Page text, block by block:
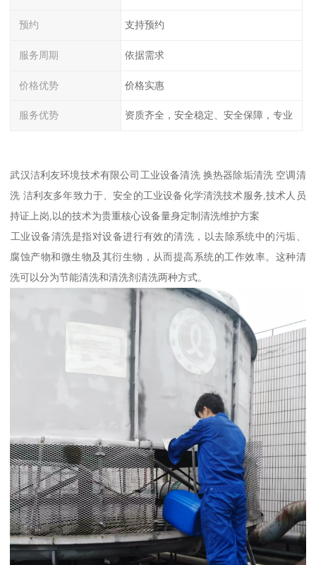
预约 支持预约
服务周期 依据需求
价格优势 价格实惠
服务优势 资质齐全，安全稳定、安全保障，专业
武汉洁利友环境技术有限公司工业设备清洗 换热器除垢清洗 空调清
洗 洁利友多年致力于、安全的工业设备化学清洗技术服务,技术人员
持证上岗,以的技术为贵重核心设备量身定制清洗维护方案
‌工业设备清洗‌是指对设备进行有效的清洗，以去除系统中的污垢、
腐蚀产物和微生物及其衍生物，从而提高系统的工作效率。这种清
洗可以分为节能清洗和清洗剂清洗两种方式。‌